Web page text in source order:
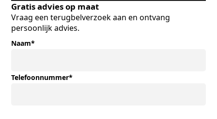
Gratis advies op maat
Vraag een terugbelverzoek aan en ontvang
persoonlijk advies.
Naam*
Telefoonnummer*